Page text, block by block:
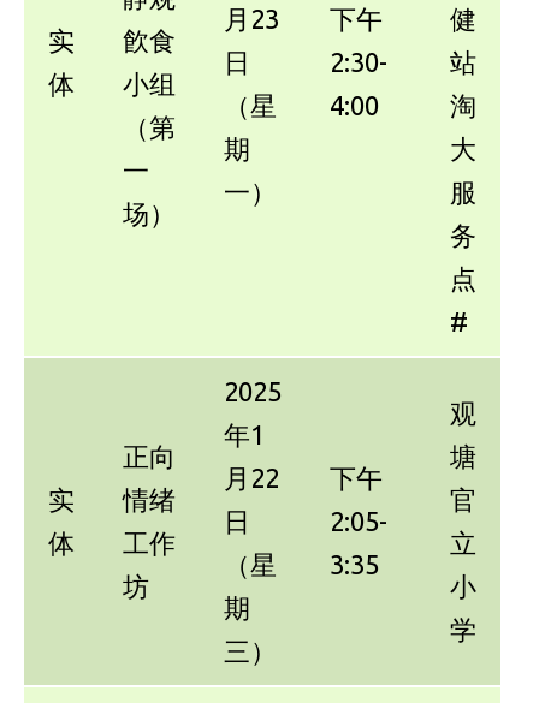
实
体
飮食
小组
（第
一
场）
月23
日
（星
期
一）
下午
2:30-
4:00
健
站
淘
大
服
务
点
#
实
体
正向
情绪
工作
坊
2025
年1
月22
日
（星
期
三）
下午
2:05-
3:35
观
塘
官
立
小
学